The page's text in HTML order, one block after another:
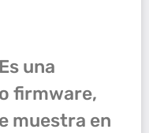
una
firmware,
muestra en